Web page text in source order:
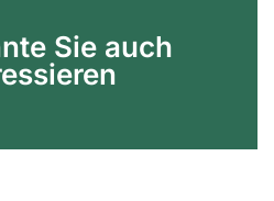
Sie auch